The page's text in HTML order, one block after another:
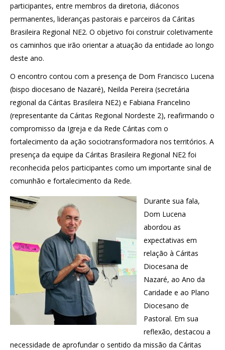
participantes, entre membros da diretoria, diáconos
permanentes, lideranças pastorais e parceiros da Cáritas
Brasileira Regional NE2. O objetivo foi construir coletivamente
os caminhos que irão orientar a atuação da entidade ao longo
deste ano.
O encontro contou com a presença de Dom Francisco Lucena
(bispo diocesano de Nazaré), Neilda Pereira (secretária
regional da Cáritas Brasileira NE2) e Fabiana Francelino
(representante da Cáritas Regional Nordeste 2), reafirmando o
compromisso da Igreja e da Rede Cáritas com o
fortalecimento da ação sociotransformadora nos territórios. A
presença da equipe da Cáritas Brasileira Regional NE2 foi
reconhecida pelos participantes como um importante sinal de
comunhão e fortalecimento da Rede.
Durante sua fala,
Dom Lucena
abordou as
expectativas em
relação à Cáritas
Diocesana de
Nazaré, ao Ano da
Caridade e ao Plano
Diocesano de
Pastoral. Em sua
reflexão, destacou a
necessidade de aprofundar o sentido da missão da Cáritas